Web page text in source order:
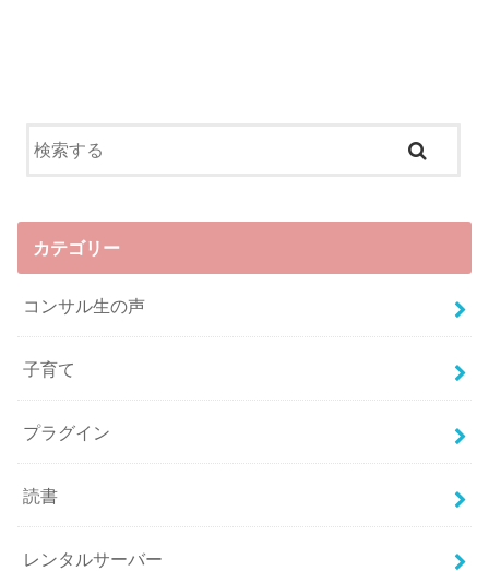
カテゴリー
コンサル生の声
子育て
プラグイン
読書
レンタルサーバー